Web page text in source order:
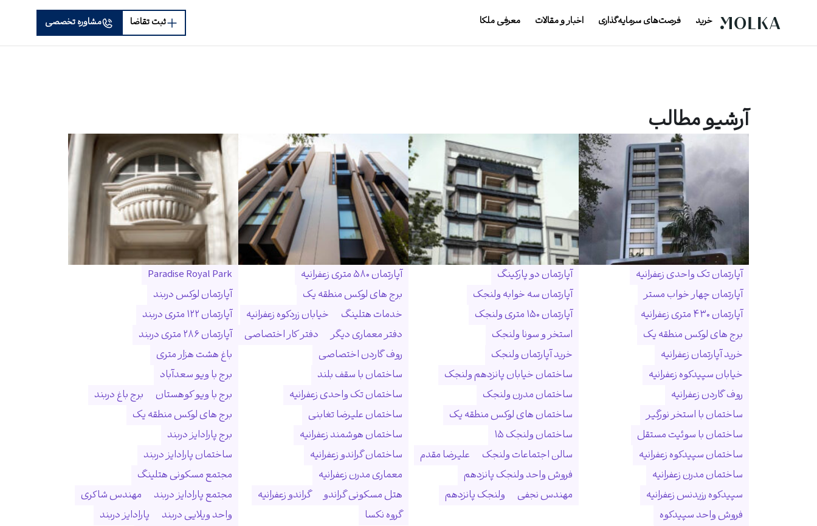
خرید فرصت‌های سرمایه‌گذاری اخبار و مقالات معرفی ملکا ثبت تقاضا مشاوره تخصصی
آرشیو مطالب
آپارتمان تک واحدی زعفرانیه
آپارتمان چهار خواب مستر
آپارتمان ۴۳۰ متری زعفرانیه
برج های لوکس منطقه یک
خرید آپارتمان زعفرانیه
خیابان سپیدکوه زعفرانیه
روف گاردن زعفرانیه
ساختمان با استخر نورگیر
ساختمان با سوئیت مستقل
ساختمان سپیدکوه زعفرانیه
ساختمان مدرن زعفرانیه
سپیدکوه رزیدنس زعفرانیه
فروش واحد سپیدکوه
آپارتمان دو پارکینگ
آپارتمان سه خوابه ولنجک
آپارتمان ۱۵۰ متری ولنجک
استخر و سونا ولنجک
خرید آپارتمان ولنجک
ساختمان خیابان پانزدهم ولنجک
ساختمان مدرن ولنجک
ساختمان های لوکس منطقه یک
ساختمان ولنجک ۱۵
سالن اجتماعات ولنجک
علیرضا مقدم
فروش واحد ولنجک پانزدهم
مهندس نجفی
ولنجک پانزدهم
آپارتمان ۵۸۰ متری زعفرانیه
برج های لوکس منطقه یک
خدمات هتلینگ
خیابان زردکوه زعفرانیه
دفتر معماری دیگر
دفتر کار اختصاصی
روف گاردن اختصاصی
ساختمان با سقف بلند
ساختمان تک واحدی زعفرانیه
ساختمان علیرضا تغابنی
ساختمان هوشمند زعفرانیه
ساختمان گراندو زعفرانیه
معماری مدرن زعفرانیه
هتل مسکونی گراندو
گراندو زعفرانیه
گروه نکسا
Paradise Royal Park
آپارتمان لوکس دربند
آپارتمان ۱۲۲ متری دربند
آپارتمان ۲۸۶ متری دربند
باغ هشت هزار متری
برج با ویو سعدآباد
برج با ویو کوهستان
برج باغ دربند
برج های لوکس منطقه یک
برج پارادایز دربند
ساختمان پارادایز دربند
مجتمع مسکونی هتلینگ
مجتمع پارادایز دربند
مهندس شاکری
واحد ویلایی دربند
پارادایز دربند